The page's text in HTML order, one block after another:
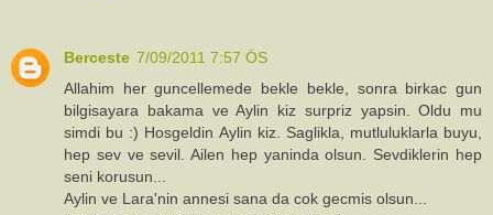
Berceste 7/09/2011 7:57 ÖS
Allahim her guncellemede bekle bekle, sonra birkac gun
bilgisayara bakama ve Aylin kiz surpriz yapsin. Oldu mu
simdi bu :) Hosgeldin Aylin kiz. Saglikla, mutluluklarla buyu,
hep sev ve sevil. Ailen hep yaninda olsun. Sevdiklerin hep
seni korusun...
Aylin ve Lara'nin annesi sana da cok gecmis olsun...